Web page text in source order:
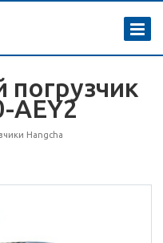
погрузчик
AEY2
Hangcha